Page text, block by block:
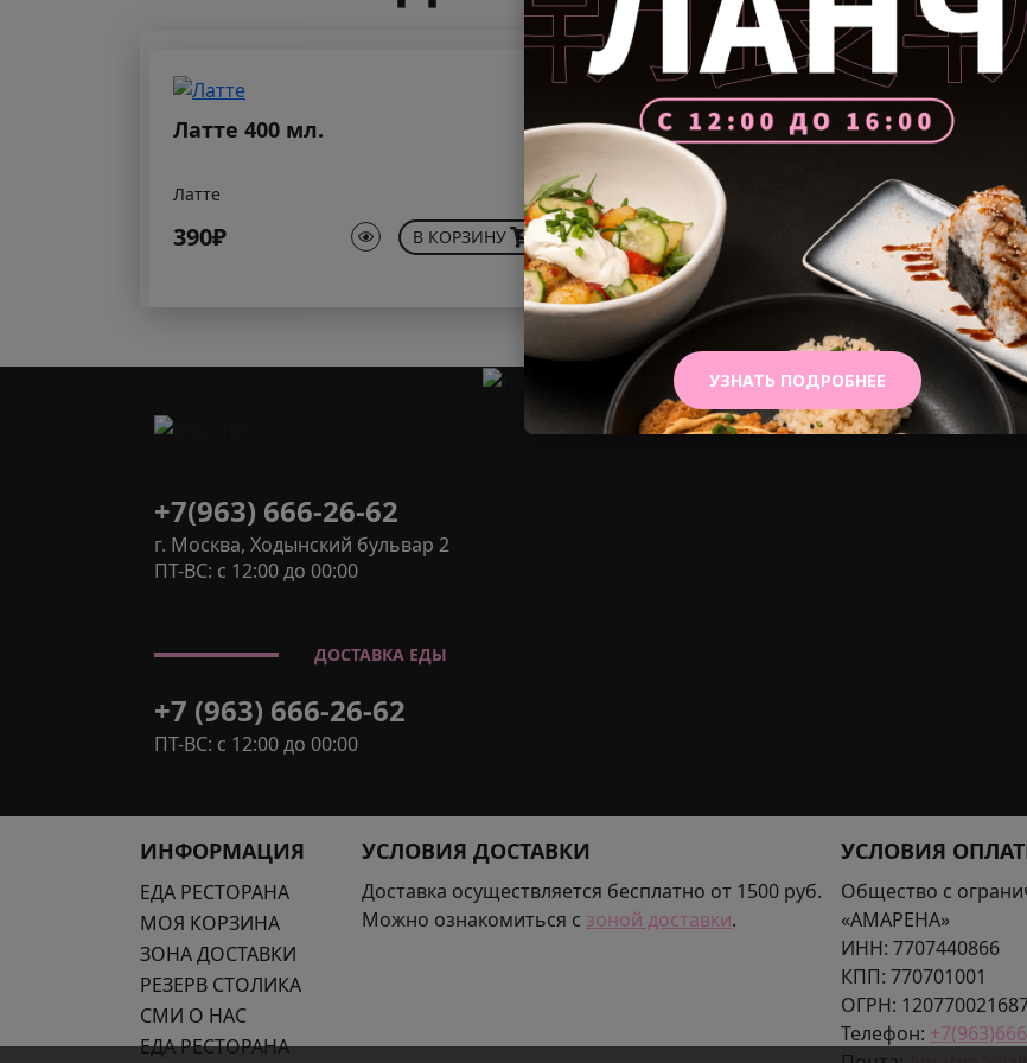
Латте 400 мл.
Латте
390₽ В КОРЗИНУ
Чай жасмин - груша 500 мл.
Доставляется в виде премикса, который
нужно просто залить кипятком.
690₽ В КОРЗИНУ
+7(963) 666-26-62
г. Москва, Ходынский бульвар 2
ПТ-ВС: с 12:00 до 00:00
ДОСТАВКА ЕДЫ
+7 (963) 666-26-62
ПТ-ВС: с 12:00 до 00:00
ИНФОРМАЦИЯ
ЕДА РЕСТОРАНА
МОЯ КОРЗИНА
ЗОНА ДОСТАВКИ
РЕЗЕРВ СТОЛИКА
СМИ О НАС
ЕДА РЕСТОРАНА
УСЛОВИЯ ДОСТАВКИ
Доставка осуществляется бесплатно от 1500 руб.
Можно ознакомиться с зоной доставки.
УСЛОВИЯ
Общество с
«АМАРЕНА»
ИНН: 7707440866
КПП: 770701001
ОГРН:
Телефон:
УЗНАТЬ ПОДРОБНЕЕ